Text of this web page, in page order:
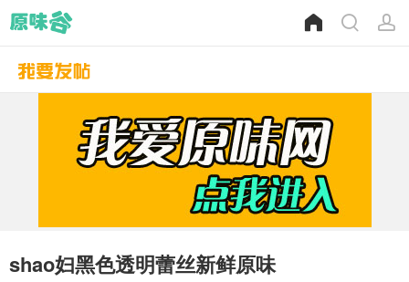
shao妇黑色透明蕾丝新鲜原味